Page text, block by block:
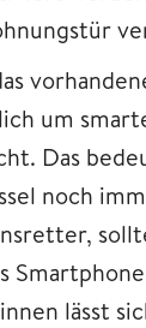
um
Das
noch
lässt